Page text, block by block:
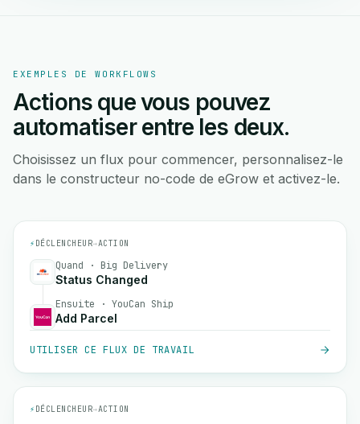
EXEMPLES DE WORKFLOWS
Actions que vous pouvez
automatiser entre les deux.
Choisissez un flux pour commencer, personnalisez-le
dans le constructeur no-code de eGrow et activez-le.
⚡ DÉCLENCHEUR→ACTION
Quand · Big Delivery
Status Changed
Ensuite · YouCan Ship
Add Parcel
UTILISER CE FLUX DE TRAVAIL
⚡ DÉCLENCHEUR→ACTION